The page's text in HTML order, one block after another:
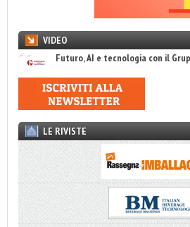
VIDEO
Futuro, AI e tecnologia con il
LE RIVISTE